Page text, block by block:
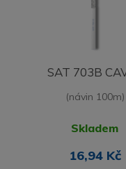
SAT 703B
(návin 100m)
Skladem
16,94 Kč